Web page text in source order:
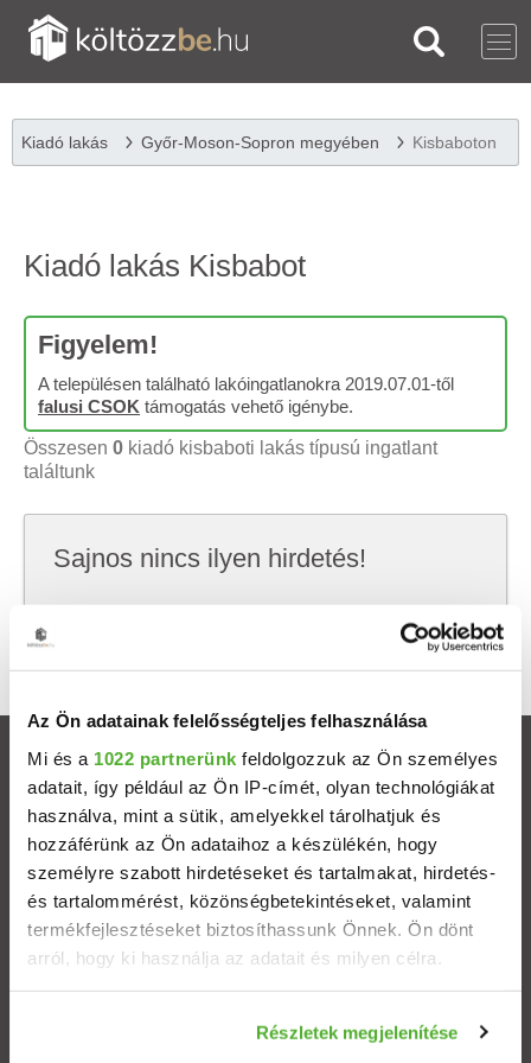
Az Ön adatainak felelősségteljes felhasználása
Mi és a 1022 partnerünk feldolgozzuk az Ön személyes
adatait, így például az Ön IP-címét, olyan technológiákat
használva, mint a sütik, amelyekkel tárolhatjuk és
hozzáférünk az Ön adataihoz a készülékén, hogy
személyre szabott hirdetéseket és tartalmakat, hirdetés-
és tartalommérést, közönségbetekintéseket, valamint
termékfejlesztéseket biztosíthassunk Önnek. Ön dönt
arról, hogy ki használja az adatait és milyen célra.
Információgyűjtés az Ön földrajzi elhelyezkedéséről
Részletek megjelenítése
Kiadó lakás Győr-Moson-Sopron megyében Kisbaboton
Kiadó lakás Kisbabot
Figyelem!
A településen található lakóingatlanokra 2019.07.01-től
falusi CSOK támogatás vehető igénybe.
Összesen 0 kiadó kisbaboti lakás típusú ingatlant
találtunk
Sajnos nincs ilyen hirdetés!
keresni, hátha akkor megtalálod, amit keresel.
Ingatlanok
Eladó házak
Eladó lakások
Települések